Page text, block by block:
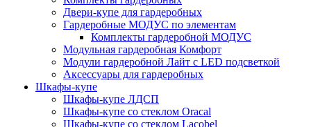
Двери-купе для гардеробных
Гардеробные МОДУС по элементам
Комплекты гардеробной МОДУС
Модульная гардеробная Комфорт
Модули гардеробной Лайт с LED подсветкой
Аксессуары для гардеробных
Шкафы-купе
Шкафы-купе ЛДСП
Шкафы-купе со стеклом Oracal
Шкафы-купе со стеклом Lacobel